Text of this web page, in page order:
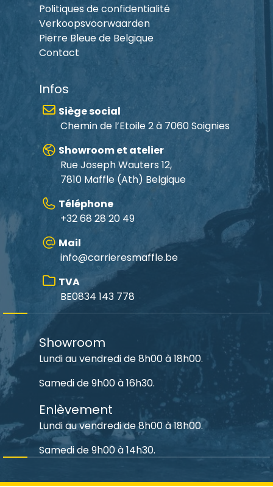
Politiques de confidentialité
Verkoopsvoorwaarden
Pierre Bleue de Belgique
Contact
Infos
Siège social
Chemin de l’Etoile 2 à 7060 Soignies
Showroom et atelier
Rue Joseph Wauters 12,
7810 Maffle (Ath) Belgique
Téléphone
+32 68 28 20 49
Mail
info@carrieresmaffle.be
TVA
BE0834 143 778
Showroom
Lundi au vendredi de 8h00 à 18h00.
Samedi de 9h00 à 16h30.
Enlèvement
Lundi au vendredi de 8h00 à 18h00.
Samedi de 9h00 à 14h30.